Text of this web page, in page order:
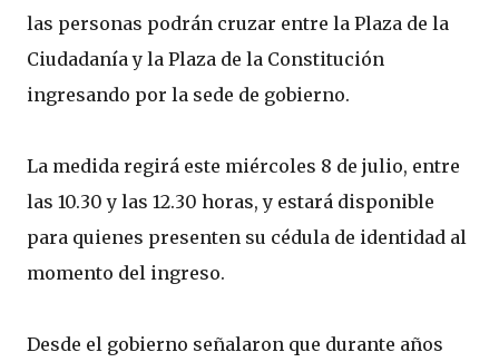
las personas podrán cruzar entre la Plaza de la
Ciudadanía y la Plaza de la Constitución
ingresando por la sede de gobierno.
La medida regirá este miércoles 8 de julio, entre
las 10.30 y las 12.30 horas, y estará disponible
para quienes presenten su cédula de identidad al
momento del ingreso.
Desde el gobierno señalaron que durante años